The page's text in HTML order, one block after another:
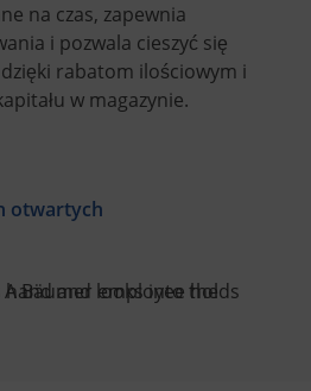
na czas, zapewnia
i pozwala cieszyć się
rabatom ilościowym i
w magazynie.
otwartych